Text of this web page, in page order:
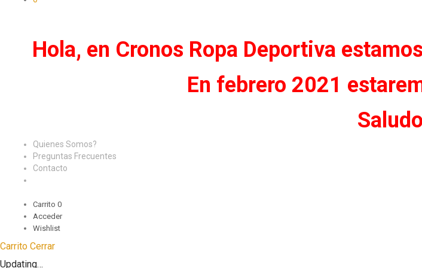
Hola, en Cronos Ropa Deportiva
En febrero 2021
Quienes Somos?
Preguntas Frecuentes
Contacto
Carrito 0
Acceder
Wishlist
Carrito Cerrar
Updating…